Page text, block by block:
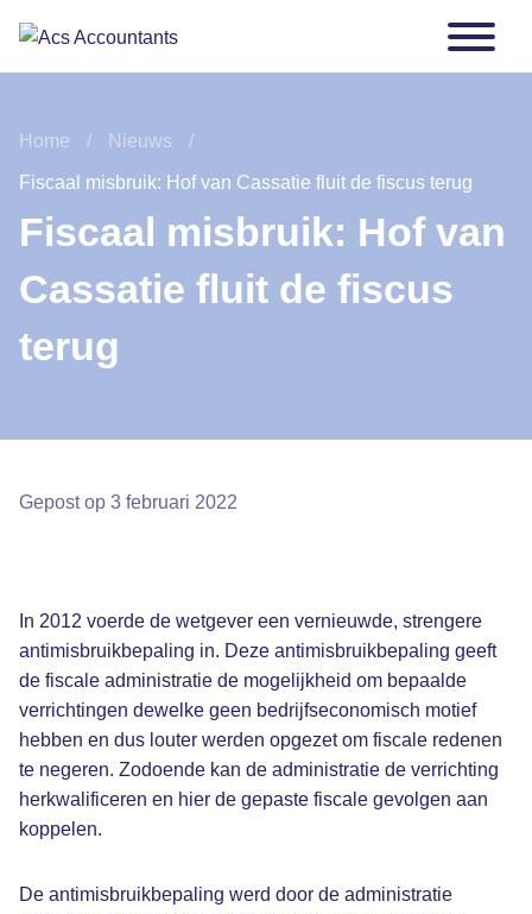
Home Nieuws
Fiscaal misbruik: Hof van Cassatie fluit de fiscus terug
Fiscaal misbruik: Hof van
Cassatie fluit de fiscus
terug
Gepost op 3 februari 2022
In 2012 voerde de wetgever een vernieuwde, strengere
antimisbruikbepaling in. Deze antimisbruikbepaling geeft
de fiscale administratie de mogelijkheid om bepaalde
verrichtingen dewelke geen bedrijfseconomisch motief
hebben en dus louter werden opgezet om fiscale redenen
te negeren. Zodoende kan de administratie de verrichting
herkwalificeren en hier de gepaste fiscale gevolgen aan
koppelen.
De antimisbruikbepaling werd door de administratie